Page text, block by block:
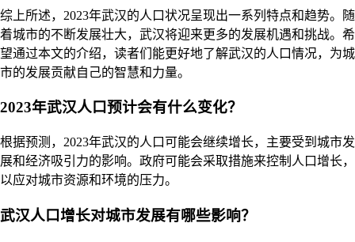
综上所述，2023年武汉的人口状况呈现出一系列特点和趋势。随
着城市的不断发展壮大，武汉将迎来更多的发展机遇和挑战。希
望通过本文的介绍，读者们能更好地了解武汉的人口情况，为城
市的发展贡献自己的智慧和力量。
2023年武汉人口预计会有什么变化？
根据预测，2023年武汉的人口可能会继续增长，主要受到城市发
展和经济吸引力的影响。政府可能会采取措施来控制人口增长，
以应对城市资源和环境的压力。
武汉人口增长对城市发展有哪些影响？